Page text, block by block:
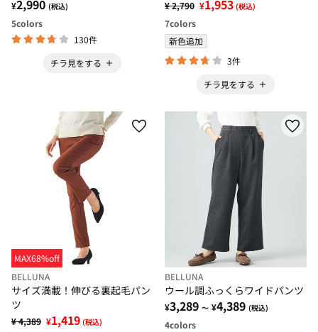
¥2,990 (税込)
5colors
130件
チラ見をする
¥ 2,790 ¥1,953 (税込)
7colors
新色追加
3件
チラ見をする
MAX68%off
BELLUNA
サイズ満載！伸びる裏起毛パン
ツ
¥ 4,389 ¥1,419 (税込)
BELLUNA
ウール調ふっくらワイドパンツ
¥3,289 ～ ¥4,389 (税込)
4colors